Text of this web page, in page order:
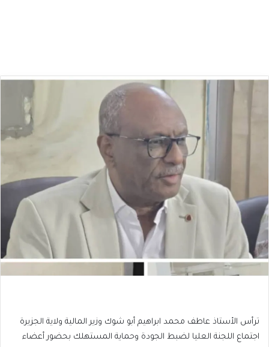
ترأس الأستاذ عاطف محمد ابراهيم أبو شوك وزير المالية ولاية الجزيرة
اجتماع اللجنة العليا لضبط الجودة وحماية المستهلك بحضور أعضاء